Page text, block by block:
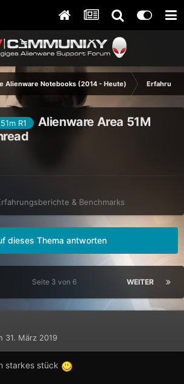
Alienware Notebooks (2014 - Heute)
R1
Alienware Area 51M
& Benchmarks
dieses Thema antworten
WEITER
Seite 3 von 6
31. März 2019
starkes stück